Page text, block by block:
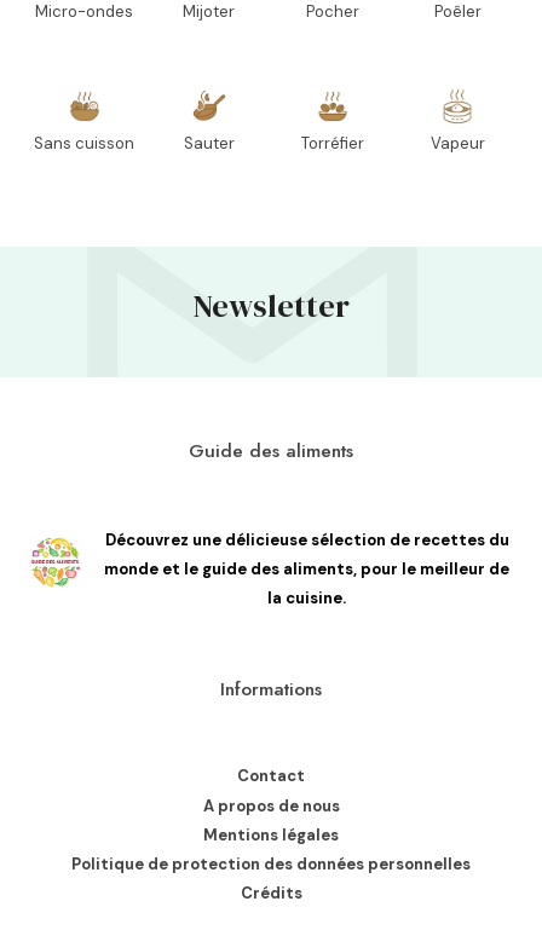
Micro-ondes Mijoter Pocher Poêler
Sans cuisson Sauter Torréfier Vapeur
Newsletter
Guide des aliments
Découvrez une délicieuse sélection de recettes du
monde et le guide des aliments, pour le meilleur de
la cuisine.
Informations
Contact
A propos de nous
Mentions légales
Politique de protection des données personnelles
Crédits